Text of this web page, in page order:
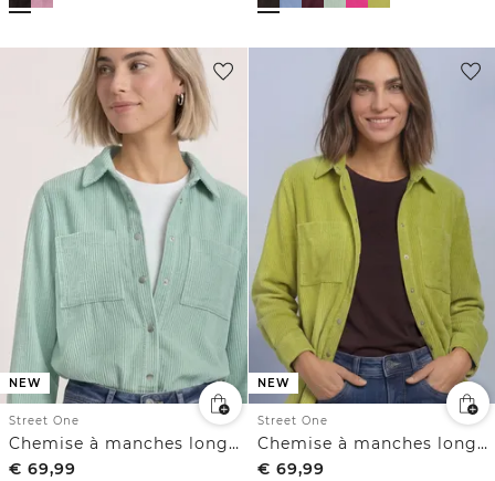
NEW
Street One
Chemise à manches longues en velours côtelé boutonnée
€ 69,99
NEW
Street One
Chemise à manches longues en velours côtelé boutonnée
€ 69,99